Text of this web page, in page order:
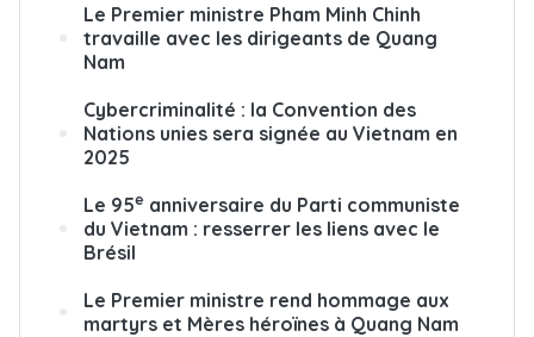
Le Premier ministre Pham Minh Chinh
travaille avec les dirigeants de Quang
Nam
Cybercriminalité : la Convention des
Nations unies sera signée au Vietnam en
2025
Le 95e anniversaire du Parti communiste
du Vietnam : resserrer les liens avec le
Brésil
Le Premier ministre rend hommage aux
martyrs et Mères héroïnes à Quang Nam